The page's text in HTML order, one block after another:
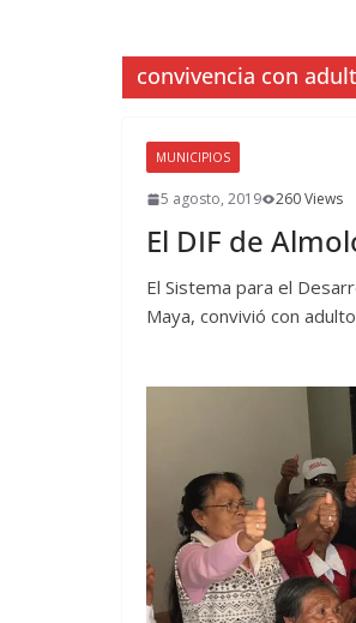
convivencia con
MUNICIPIOS
5 agosto, 2019 260 Views
El DIF de
El Sistema para el
Maya, convivió con